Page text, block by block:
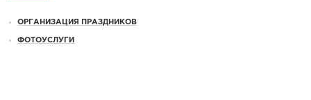
ОРГАНИЗАЦИЯ ПРАЗДНИКОВ
ФОТОУСЛУГИ